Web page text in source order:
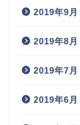
2019年9月
2019年8月
2019年7月
2019年6月